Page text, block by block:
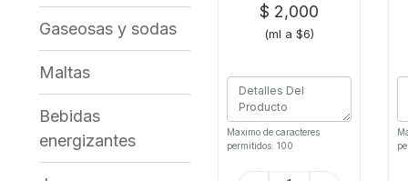
Gaseosas y sodas
Maltas
Bebidas
energizantes
$ 2,000
(ml a $6)
Maximo de caracteres
permitidos: 100